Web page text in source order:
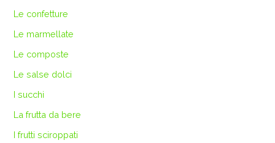
Le confetture
Le marmellate
Le composte
Le salse dolci
I succhi
La frutta da bere
I frutti sciroppati